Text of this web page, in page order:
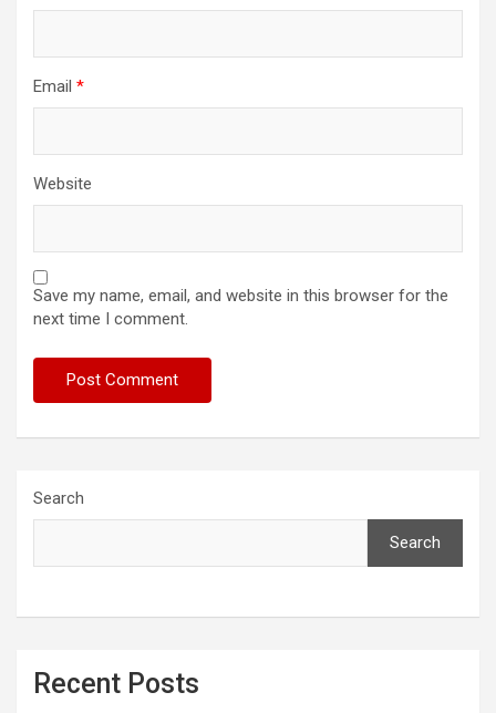
Email *
Website
Save my name, email, and website in this browser for the
next time I comment.
Search
Search
Recent Posts